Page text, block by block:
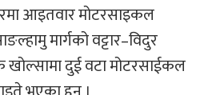
आइतवार मोटरसाइकल
मार्गको वट्टार–विदुर
दुई वटा मोटरसाईकल